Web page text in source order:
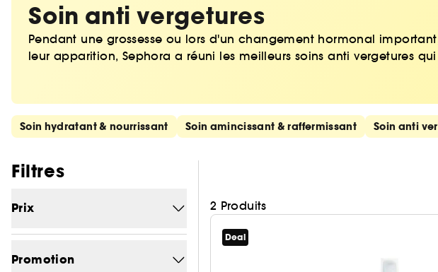
Soin anti vergetures
Pendant une grossesse ou lors d'un changement hormonal
leur apparition, Sephora a réuni les meilleurs soins anti vergetures
Ignorer les liens rapides
Soin hydratant & nourrissant Soin amincissant & raffermissant Soin anti
Filtres
Prix
(CHF)
Promotion
2 Produits
Deal